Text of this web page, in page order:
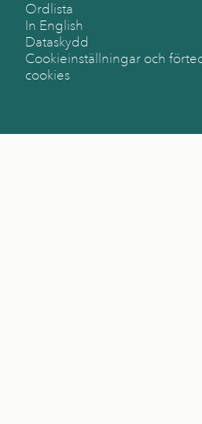
Ordlista
In English
Dataskydd
Cookieinställningar och
cookies